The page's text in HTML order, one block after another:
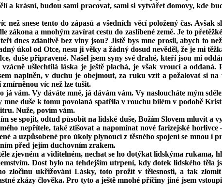
a krásní, budou sami pracovat, sami si vytvářet domovy, kde
snese tento do zápasů a všedních věcí položený čas.
zákona a mnohým zavírat cestu do zaslíbené země. Je to
dnes zdánlivě bez viny jsou? Jistě bys mne prosil, abych to
úkol od Otce, nesu ji věky a žádný dosud nevěděl, že je mi
duše připravené. Našel jsem syny své drahé, kteří jsou mi
ušlechtilá láska je ještě plachá, je však vroucí a
naplněn, v duchu je obejmout, za ruku vzít a požalovat si
zmírněnou víc než lze tušit.
já vám. Vy dáváte mně, já dávám vám. Vy nasloucháte mým
duše k tomu povolaná spatřila v rouchu bílém v podobě
Nuže, povím vám.
se spojit, odtud působit na lidské duše, Božím Slovem mluvit a
nepřítele, také ztišovat a napomínat nové farizejské
a uzpůsobené pro úkoly plynoucí z těsného spojení se mnou i
před jejím duchovním zrakem.
zjevném a viditelném, nechat se ho dotýkat lidskýma rukama,
Dost bylo na tehdejším utrpení, kdy dotek lidského těla
zločinu ukřižování Lásky, toto prožít v tělesnosti, a tak
zkázy člověka. Pro tyto a ještě mnohé příčiny jiné jsem